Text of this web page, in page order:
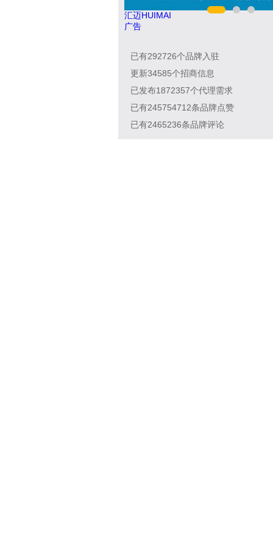
汇迈HUIMAI
广告
已有292726个品牌入驻
更新34585个招商信息
已发布1872357个代理需求
已有245754712条品牌点赞
已有2465236条品牌评论